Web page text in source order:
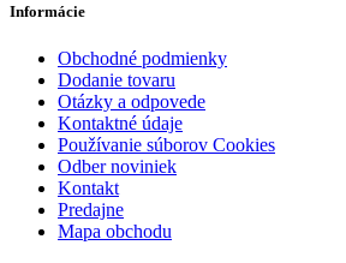
Informácie
Obchodné podmienky
Dodanie tovaru
Otázky a odpovede
Kontaktné údaje
Používanie súborov Cookies
Odber noviniek
Kontakt
Predajne
Mapa obchodu